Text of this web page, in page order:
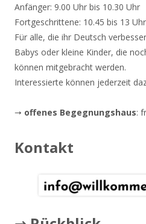
Anfänger: 9.00 Uhr bis 10.30 Uhr
Fortgeschrittene: 10.45 bis 13 Uhr
Für alle, die ihr Deutsch
Babys oder kleine Kinder, die
können mitgebracht werden.
Interessierte können jederzeit
→ offenes Begegnungshaus:
Kontakt